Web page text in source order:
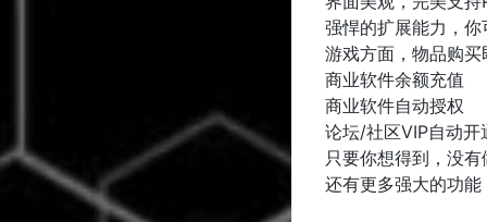
强悍的扩展能力，
游戏方面，物品购
商业软件余额充值
商业软件自动授权
论坛/社区VIP自动开
只要你想得到，没
还有更多强大的功